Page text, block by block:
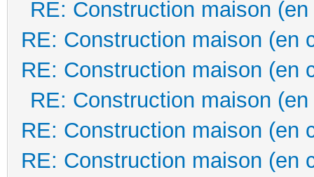
RE: Construction maison
RE: Construction maison (en
RE: Construction maison (en
RE: Construction maison
RE: Construction maison (en
RE: Construction maison (en